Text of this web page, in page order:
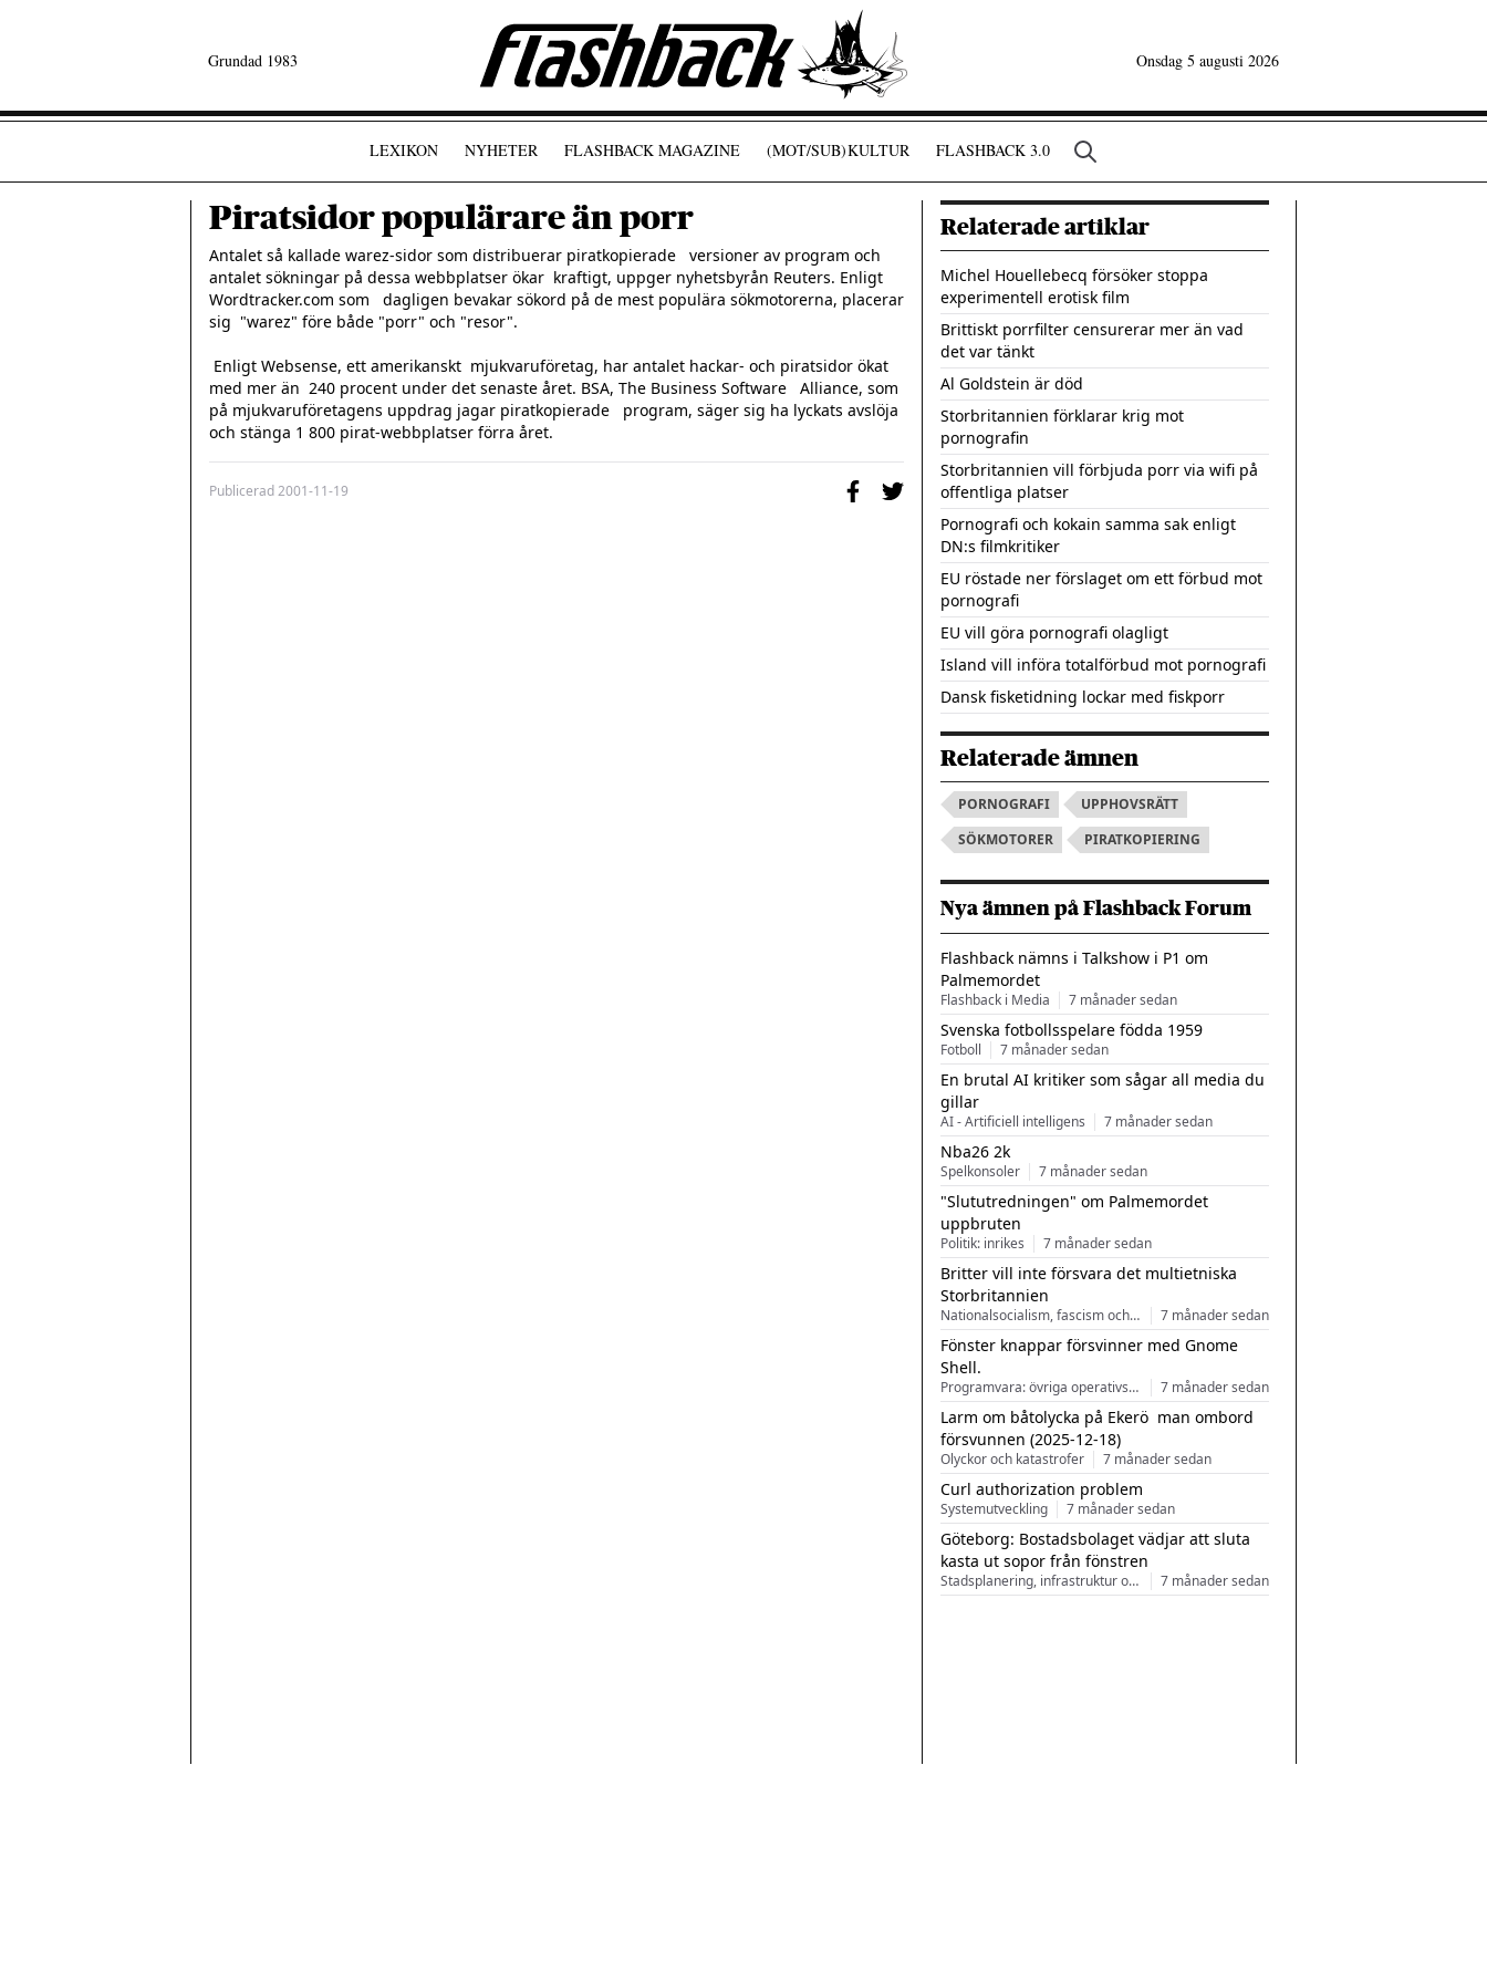
Grundad 1983 Onsdag 5 augusti 2026
LEXIKON NYHETER FLASHBACK MAGAZINE (MOT/SUB)KULTUR FLASHBACK 3.0
Piratsidor populärare än porr
Antalet så kallade warez-sidor som distribuerar piratkopierade   versioner av program och
antalet sökningar på dessa webbplatser ökar  kraftigt, uppger nyhetsbyrån Reuters. Enligt
Wordtracker.com som   dagligen bevakar sökord på de mest populära sökmotorerna, placerar
sig  "warez" före både "porr" och "resor".
med mer än  240 procent under det senaste året. BSA, The Business Software   Alliance, som
på mjukvaruföretagens uppdrag jagar piratkopierade   program, säger sig ha lyckats avslöja
Publicerad2001-11-19
Relaterade artiklar
Michel Houellebecq försöker stoppa
experimentell erotisk film
Brittiskt porrfilter censurerar mer än vad
det var tänkt
Al Goldstein är död
Storbritannien förklarar krig mot
pornografin
Storbritannien vill förbjuda porr via wifi på
offentliga platser
Pornografi och kokain samma sak enligt
DN:s filmkritiker
EU röstade ner förslaget om ett förbud mot
pornografi
EU vill göra pornografi olagligt
Island vill införa totalförbud mot pornografi
Dansk fisketidning lockar med fiskporr
Relaterade ämnen
PORNOGRAFI
UPPHOVSRÄTT
SÖKMOTORER
PIRATKOPIERING
Nya ämnen på Flashback Forum
Flashback nämns i Talkshow i P1 om
Palmemordet
Flashback i Media 7 månader sedan
Svenska fotbollsspelare födda 1959
Fotboll 7 månader sedan
En brutal AI kritiker som sågar all media du
gillar
AI - Artificiell intelligens 7 månader sedan
Nba26 2k
Spelkonsoler 7 månader sedan
"Slututredningen" om Palmemordet
uppbruten
Politik: inrikes 7 månader sedan
Britter vill inte försvara det multietniska
Storbritannien
Nationalsocialism, fascism och nationalism 7 månader sedan
Fönster knappar försvinner med Gnome
Shell.
Programvara: övriga operativsystem 7 månader sedan
Larm om båtolycka på Ekerö  man ombord
försvunnen (2025-12-18)
Olyckor och katastrofer 7 månader sedan
Curl authorization problem
Systemutveckling 7 månader sedan
Göteborg: Bostadsbolaget vädjar att sluta
kasta ut sopor från fönstren
Stadsplanering, infrastruktur och arkitektur 7 månader sedan